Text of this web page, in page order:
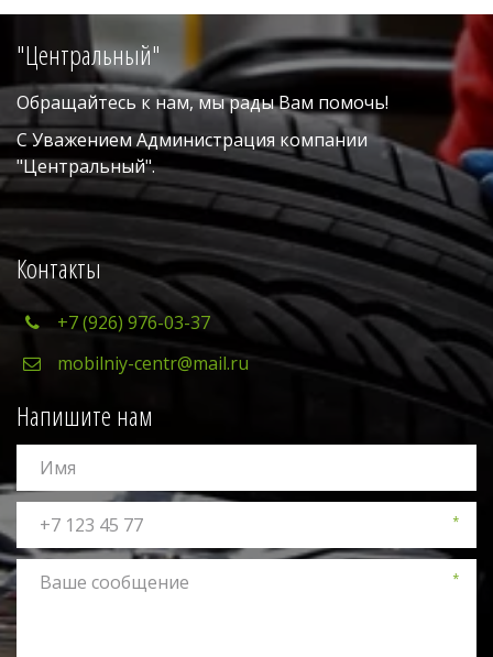
"Центральный"
Обращайтесь к нам, мы рады Вам помочь!
С Уважением Администрация компании
"Центральный".
Контакты
+7 (926) 976-03-37
mobilniy-centr@mail.ru
Напишите нам
*
*